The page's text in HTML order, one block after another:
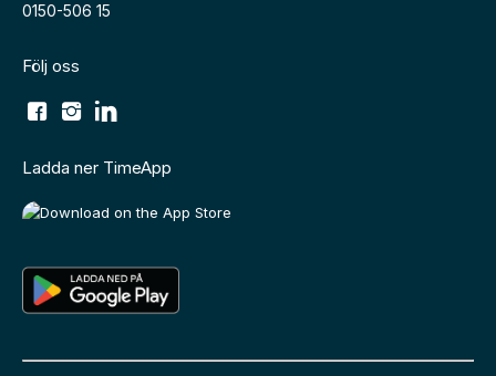
0150-506 15
Följ oss
Ladda ner TimeApp